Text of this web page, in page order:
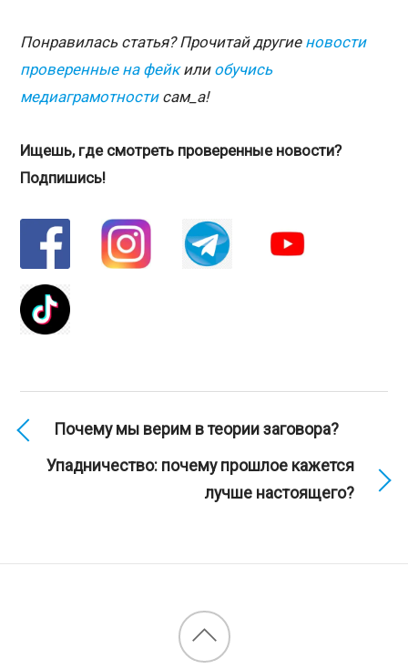
Понравилась статья? Прочитай другие новости
проверенные на фейкили обучись
медиаграмотностисам_а!
Ищешь, где смотреть проверенные новости?
Подпишись!
Почему мы верим в теории заговора?
Упадничество: почему прошлое кажется
лучше настоящего?